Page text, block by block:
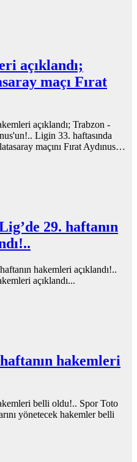
açıklandı;
maçı Fırat
açıklandı; Trabzon -
Ligin 33. haftasında
maçını Fırat Aydınus…
29. haftanın
hakemleri açıklandı!..
açıklandı...
hakemleri
belli oldu!.. Spor Toto
yönetecek hakemler belli